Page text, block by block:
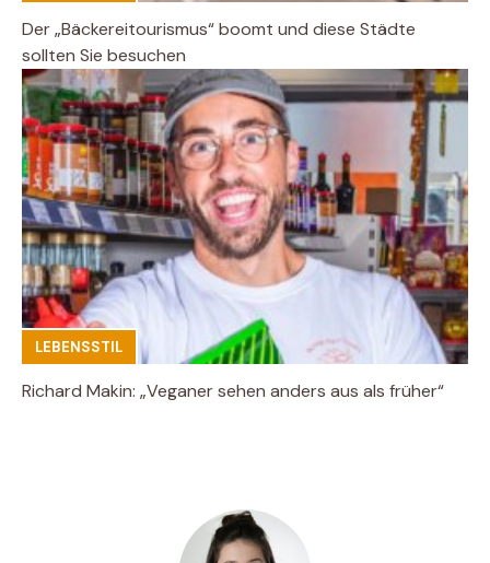
Der „Bäckereitourismus“ boomt und diese Städte
sollten Sie besuchen
LEBENSSTIL
Richard Makin: „Veganer sehen anders aus als früher“